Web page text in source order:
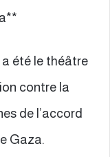
été le théâtre
contre la
de l’accord
Gaza.